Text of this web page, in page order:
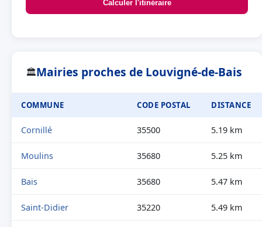
Calculer l'itinéraire
🏛Mairies proches de Louvigné-de-Bais
COMMUNE CODE POSTAL DISTANCE
Cornillé 35500 5.19 km
Moulins 35680 5.25 km
Bais 35680 5.47 km
Saint-Didier 35220 5.49 km